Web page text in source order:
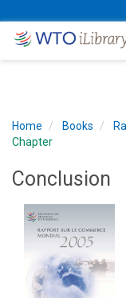
Home Books
Chapter
Conclusion